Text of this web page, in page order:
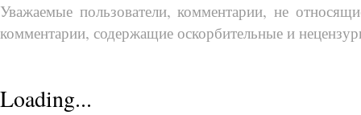
Уважаемые пользователи, комментарии, не
комментарии, содержащие оскорбительные и
Loading...